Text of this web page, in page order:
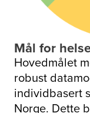
Mål for
Hovedmålet
robust
individbasert
Norge. Dette